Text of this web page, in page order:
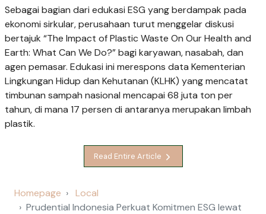
Sebagai bagian dari edukasi ESG yang berdampak pada
ekonomi sirkular, perusahaan turut menggelar diskusi
bertajuk “The Impact of Plastic Waste On Our Health and
Earth: What Can We Do?” bagi karyawan, nasabah, dan
agen pemasar. Edukasi ini merespons data Kementerian
Lingkungan Hidup dan Kehutanan (KLHK) yang mencatat
timbunan sampah nasional mencapai 68 juta ton per
tahun, di mana 17 persen di antaranya merupakan limbah
plastik.
Read Entire Article
Homepage
Local
Prudential Indonesia Perkuat Komitmen ESG lewat